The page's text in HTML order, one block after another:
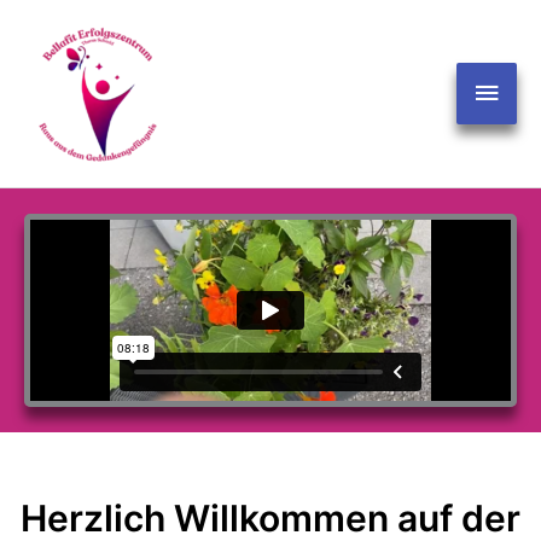
springen
Inhalt
springen
Herzlich Willkommen auf der